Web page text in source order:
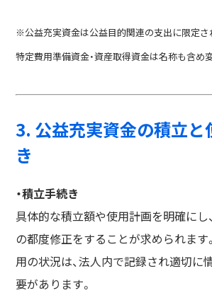
※公益充実資金は公益目的関連の支出に限定さ
特定費用準備資金・資産取得資金は名称も含め
3. 公益充実資金の積立と
き
・積立手続き
具体的な積立額や使用計画を明確にし
の都度修正をすることが求められます
用の状況は、法人内で記録され適切に
要があります。